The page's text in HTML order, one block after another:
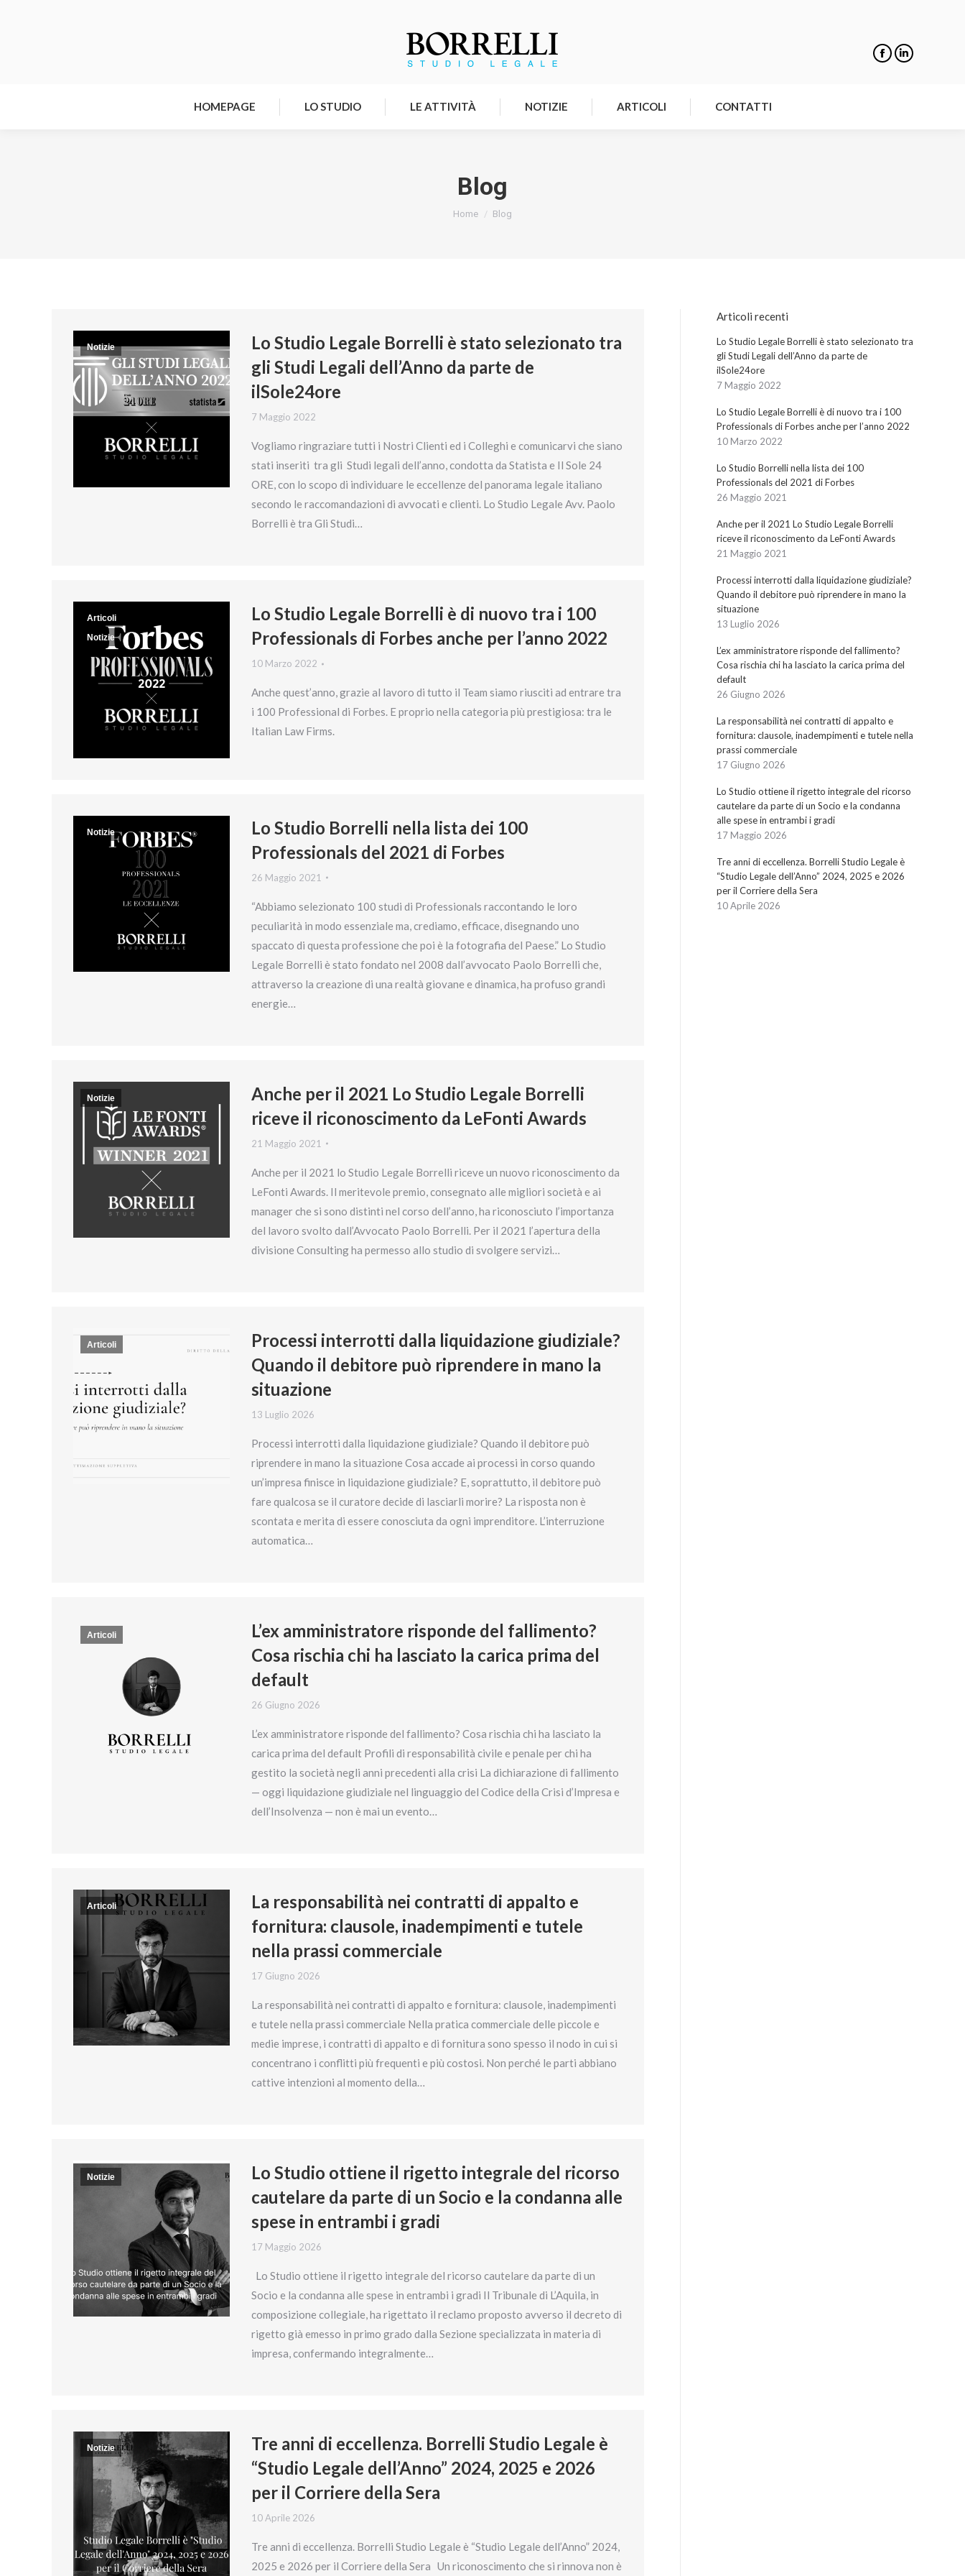
HOMEPAGE LO STUDIO LE ATTIVITÀ NOTIZIE ARTICOLI CONTATTI
Blog
Tu sei qui:
Home Blog
Notizie
Lo Studio Legale Borrelli è stato selezionato tra
gli Studi Legali dell’Anno da parte de
ilSole24ore
7 Maggio 2022
Vogliamo ringraziare tutti i Nostri Clienti ed i Colleghi e comunicarvi che siano
stati inseriti tra gli Studi legali dell’anno, condotta da Statista e Il Sole 24
ORE, con lo scopo di individuare le eccellenze del panorama legale italiano
secondo le raccomandazioni di avvocati e clienti. Lo Studio Legale Avv. Paolo
Borrelli è tra Gli Studi…
Articoli
Notizie
Lo Studio Legale Borrelli è di nuovo tra i 100
Professionals di Forbes anche per l’anno 2022
10 Marzo 2022
Anche quest’anno, grazie al lavoro di tutto il Team siamo riusciti ad entrare tra
i 100 Professional di Forbes. E proprio nella categoria più prestigiosa: tra le
Italian Law Firms.
Notizie
Lo Studio Borrelli nella lista dei 100
Professionals del 2021 di Forbes
26 Maggio 2021
“Abbiamo selezionato 100 studi di Professionals raccontando le loro
peculiarità in modo essenziale ma, crediamo, efficace, disegnando uno
spaccato di questa professione che poi è la fotografia del Paese.” Lo Studio
Legale Borrelli è stato fondato nel 2008 dall’avvocato Paolo Borrelli che,
attraverso la creazione di una realtà giovane e dinamica, ha profuso grandi
energie…
Notizie
Anche per il 2021 Lo Studio Legale Borrelli
riceve il riconoscimento da LeFonti Awards
21 Maggio 2021
Anche per il 2021 lo Studio Legale Borrelli riceve un nuovo riconoscimento da
LeFonti Awards. Il meritevole premio, consegnato alle migliori società e ai
manager che si sono distinti nel corso dell’anno, ha riconosciuto l’importanza
del lavoro svolto dall’Avvocato Paolo Borrelli. Per il 2021 l’apertura della
divisione Consulting ha permesso allo studio di svolgere servizi…
Articoli
Processi interrotti dalla liquidazione giudiziale?
Quando il debitore può riprendere in mano la
situazione
13 Luglio 2026
Processi interrotti dalla liquidazione giudiziale? Quando il debitore può
riprendere in mano la situazione Cosa accade ai processi in corso quando
un’impresa finisce in liquidazione giudiziale? E, soprattutto, il debitore può
fare qualcosa se il curatore decide di lasciarli morire? La risposta non è
scontata e merita di essere conosciuta da ogni imprenditore. L’interruzione
automatica…
Articoli
L’ex amministratore risponde del fallimento?
Cosa rischia chi ha lasciato la carica prima del
default
26 Giugno 2026
L’ex amministratore risponde del fallimento? Cosa rischia chi ha lasciato la
carica prima del default Profili di responsabilità civile e penale per chi ha
gestito la società negli anni precedenti alla crisi La dichiarazione di fallimento
— oggi liquidazione giudiziale nel linguaggio del Codice della Crisi d’Impresa e
dell’Insolvenza — non è mai un evento…
Articoli
La responsabilità nei contratti di appalto e
fornitura: clausole, inadempimenti e tutele
nella prassi commerciale
17 Giugno 2026
La responsabilità nei contratti di appalto e fornitura: clausole, inadempimenti
e tutele nella prassi commerciale Nella pratica commerciale delle piccole e
medie imprese, i contratti di appalto e di fornitura sono spesso il nodo in cui si
concentrano i conflitti più frequenti e più costosi. Non perché le parti abbiano
cattive intenzioni al momento della…
Notizie
Lo Studio ottiene il rigetto integrale del ricorso
cautelare da parte di un Socio e la condanna alle
spese in entrambi i gradi
17 Maggio 2026
Lo Studio ottiene il rigetto integrale del ricorso cautelare da parte di un
Socio e la condanna alle spese in entrambi i gradi Il Tribunale di L’Aquila, in
composizione collegiale, ha rigettato il reclamo proposto avverso il decreto di
rigetto già emesso in primo grado dalla Sezione specializzata in materia di
impresa, confermando integralmente…
Notizie
Tre anni di eccellenza. Borrelli Studio Legale è
“Studio Legale dell’Anno” 2024, 2025 e 2026
per il Corriere della Sera
10 Aprile 2026
Tre anni di eccellenza. Borrelli Studio Legale è “Studio Legale dell’Anno” 2024,
2025 e 2026 per il Corriere della Sera Un riconoscimento che si rinnova non è
Articoli recenti
Lo Studio Legale Borrelli è stato selezionato tra
gli Studi Legali dell’Anno da parte de
ilSole24ore
7 Maggio 2022
Lo Studio Legale Borrelli è di nuovo tra i 100
Professionals di Forbes anche per l’anno 2022
10 Marzo 2022
Lo Studio Borrelli nella lista dei 100
Professionals del 2021 di Forbes
26 Maggio 2021
Anche per il 2021 Lo Studio Legale Borrelli
riceve il riconoscimento da LeFonti Awards
21 Maggio 2021
Processi interrotti dalla liquidazione giudiziale?
Quando il debitore può riprendere in mano la
situazione
13 Luglio 2026
L’ex amministratore risponde del fallimento?
Cosa rischia chi ha lasciato la carica prima del
default
26 Giugno 2026
La responsabilità nei contratti di appalto e
fornitura: clausole, inadempimenti e tutele nella
prassi commerciale
17 Giugno 2026
Lo Studio ottiene il rigetto integrale del ricorso
cautelare da parte di un Socio e la condanna
alle spese in entrambi i gradi
17 Maggio 2026
Tre anni di eccellenza. Borrelli Studio Legale è
“Studio Legale dell’Anno” 2024, 2025 e 2026
per il Corriere della Sera
10 Aprile 2026
LO STUDIO LE ATTIVITÀ